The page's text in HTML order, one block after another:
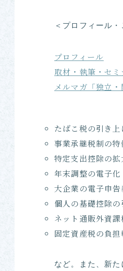
＜プロフィール・
プロフィール
取材・執筆・セ
メルマガ「独立
たばこ税の引き上
事業承継税制の特
特定支出控除の拡
年末調整の電子化
大企業の電子申告
個人の基礎控除
ネット通販外資課
固定資産税の負担
など。また、新た